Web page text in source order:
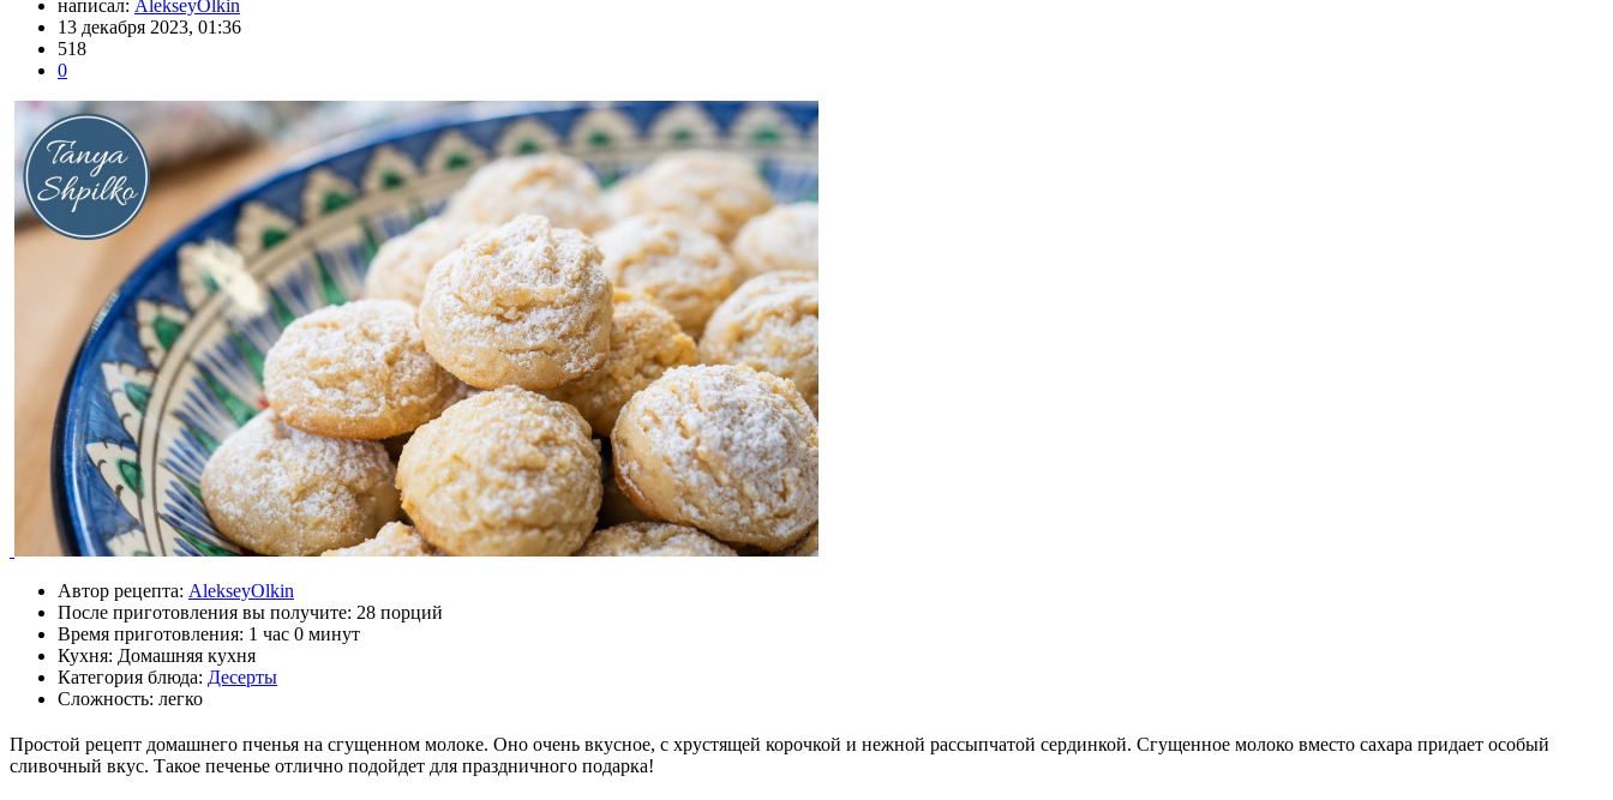
написал: AlekseyOlkin
13 декабря 2023, 01:36
518
0
Автор рецепта: AlekseyOlkin
После приготовления вы получите: 28 порций
Время приготовления: 1 час 0 минут
Кухня: Домашняя кухня
Категория блюда: Десерты
Сложность: легко
Простой рецепт домашнего пченья на сгущенном молоке. Оно очень вкусное, с хрустящей корочкой и нежной рассыпчатой сердинкой. Сгущенное молоко вместо сахара придает особый
сливочный вкус. Такое печенье отлично подойдет для праздничного подарка!